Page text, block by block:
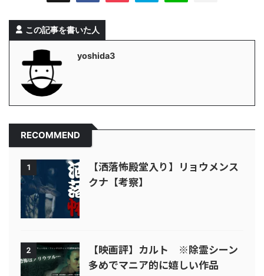
この記事を書いた人
yoshida3
RECOMMEND
1
【洒落怖殿堂入り】リョウメンス
クナ【考察】
2
【映画評】カルト ※除霊シーン
多めでマニア的に嬉しい作品